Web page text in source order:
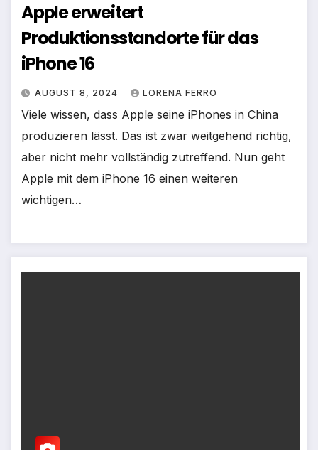
Apple erweitert
Produktionsstandorte für das
iPhone 16
AUGUST 8, 2024 LORENA FERRO
Viele wissen, dass Apple seine iPhones in China
produzieren lässt. Das ist zwar weitgehend richtig,
aber nicht mehr vollständig zutreffend. Nun geht
Apple mit dem iPhone 16 einen weiteren
wichtigen…